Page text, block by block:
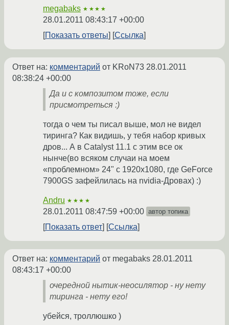
megabaks ★★★★
28.01.2011 08:43:17 +00:00
Показать ответы
Ссылка
Ответ на: комментарий от KRoN73 28.01.2011
08:38:24 +00:00
Да и с композитом тоже, если
присмотреться :)
тогда о чем ты писал выше, мол не видел
тиринга? Как видишь, у тебя набор кривых
дров... А в Catalyst 11.1 с этим все ок
нынче(во всяком случаи на моем
«проблемном» 24" с 1920х1080, где GeForce
7900GS зафейлилась на nvidia-Дровах) :)
Andru ★★★★
28.01.2011 08:47:59 +00:00 автор топика
Показать ответ Ссылка
Ответ на: комментарий от megabaks 28.01.2011
08:43:17 +00:00
очередной нытик-неосилятор - ну нету
тиринга - нету его!
убейся, троллюшко )